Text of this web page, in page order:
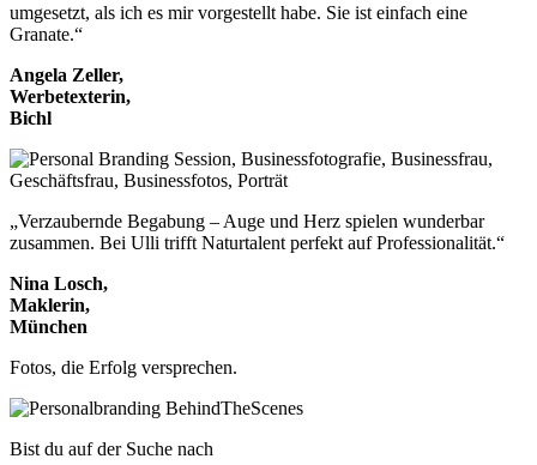
umgesetzt, als ich es mir vorgestellt habe. Sie ist einfach eine
Granate.“
Angela Zeller,
Werbetexterin,
Bichl
„Verzaubernde Begabung – Auge und Herz spielen wunderbar
zusammen. Bei Ulli trifft Naturtalent perfekt auf Professionalität.“
Nina Losch,
Maklerin,
München
Fotos, die Erfolg versprechen.
Bist du auf der Suche nach